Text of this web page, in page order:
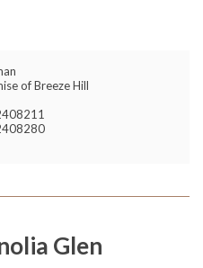
of Breeze Hill
Glen